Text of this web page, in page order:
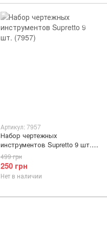
Артикул: 7957
Набор чертежных
инструментов Supretto 9 шт.
(7957)
250 грн
499 грн
Нет в наличии